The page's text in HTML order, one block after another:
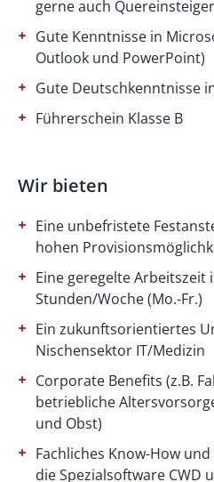
gerne auch
Gute Kenntnisse in
Outlook und PowerPoint)
Gute Deutschkenntnisse
Führerschein Klasse B
Wir bieten
Eine unbefristete
hohen
Eine geregelte Arbeitszeit
Stunden/Woche (Mo.-Fr.)
Ein zukunftsorientiertes
Nischensektor IT/Medizin
Corporate Benefits (z.B.
betriebliche
und Obst)
Fachliches Know-How
die Spezialsoftware CWD